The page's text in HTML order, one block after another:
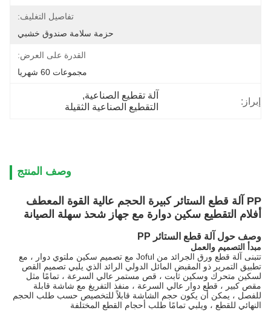
تفاصيل التغليف:
حزمة سلامة صندوق خشبي
القدرة على العرض:
مجموعات 60 شهريا
إبراز:
آلة تقطيع الصناعية,
التقطيع الصناعية الثقيلة
وصف المنتج
PP آلة قطع الستائر كبيرة الحجم عالية القوة المعطف
أفلام التقطيع سكين دوارة مع جهاز شحذ سهلة الصيانة
وصف حول آلة قطع الستائر PP
مبدأ التصميم والعمل
تتبنى آلة قطع ورق الجرائد من Joful مع تصميم سكين ملتوي دوار ، مع
تطبيق التمرير ذو المقبض المائل الدولي الرائد الذي يلبي تصميم القص
لسكين متحرك وسكين ثابت ، قص مستمر عالي السرعة ، تمامًا مثل
مقص كبير ، قطع دوار عالي السرعة ، منفذ التفريغ مع شاشة قابلة
للفصل ، يمكن أن يكون حجم الشاشة قابلاً للتخصيص حسب طلب الحجم
النهائي للقطع ، ويلبي تمامًا طلب أحجام القطع المختلفة